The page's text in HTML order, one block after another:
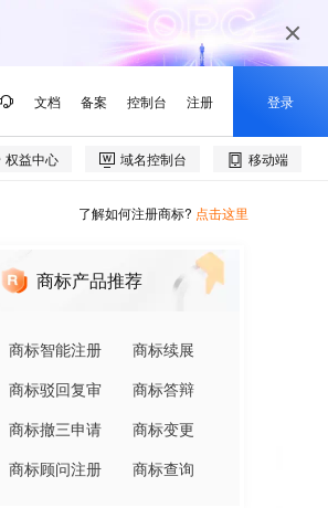
了解如何注册商标? 点击这里
商标产品推荐
商标智能注册
商标续展
商标驳回复审
商标答辩
商标撤三申请
商标变更
商标顾问注册
商标查询